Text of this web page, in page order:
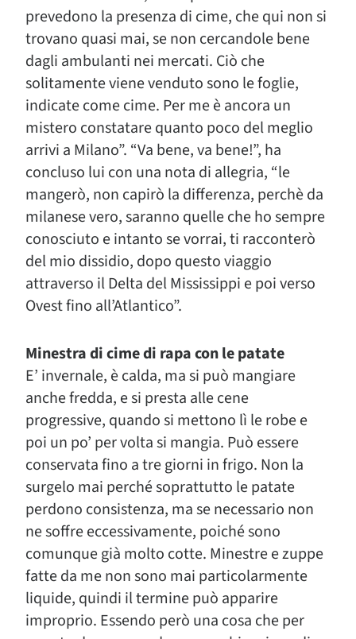
prevedono la presenza di cime, che qui non si
trovano quasi mai, se non cercandole bene
dagli ambulanti nei mercati. Ciò che
solitamente viene venduto sono le foglie,
indicate come cime. Per me è ancora un
mistero constatare quanto poco del meglio
arrivi a Milano”. “Va bene, va bene!”, ha
concluso lui con una nota di allegria, “le
mangerò, non capirò la differenza, perchè da
milanese vero, saranno quelle che ho sempre
conosciuto e intanto se vorrai, ti racconterò
del mio dissidio, dopo questo viaggio
attraverso il Delta del Mississippi e poi verso
Ovest fino all’Atlantico”.
Minestra di cime di rapa con le patate
E’ invernale, è calda, ma si può mangiare
anche fredda, e si presta alle cene
progressive, quando si mettono lì le robe e
poi un po’ per volta si mangia. Può essere
conservata fino a tre giorni in frigo. Non la
surgelo mai perché soprattutto le patate
perdono consistenza, ma se necessario non
ne soffre eccessivamente, poiché sono
comunque già molto cotte. Minestre e zuppe
fatte da me non sono mai particolarmente
liquide, quindi il termine può apparire
improprio. Essendo però una cosa che per